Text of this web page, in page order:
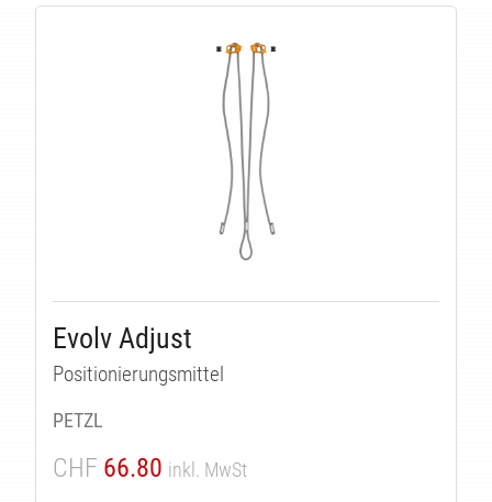
Evolv Adjust
Positionierungsmittel
PETZL
CHF 66.80 inkl. MwSt